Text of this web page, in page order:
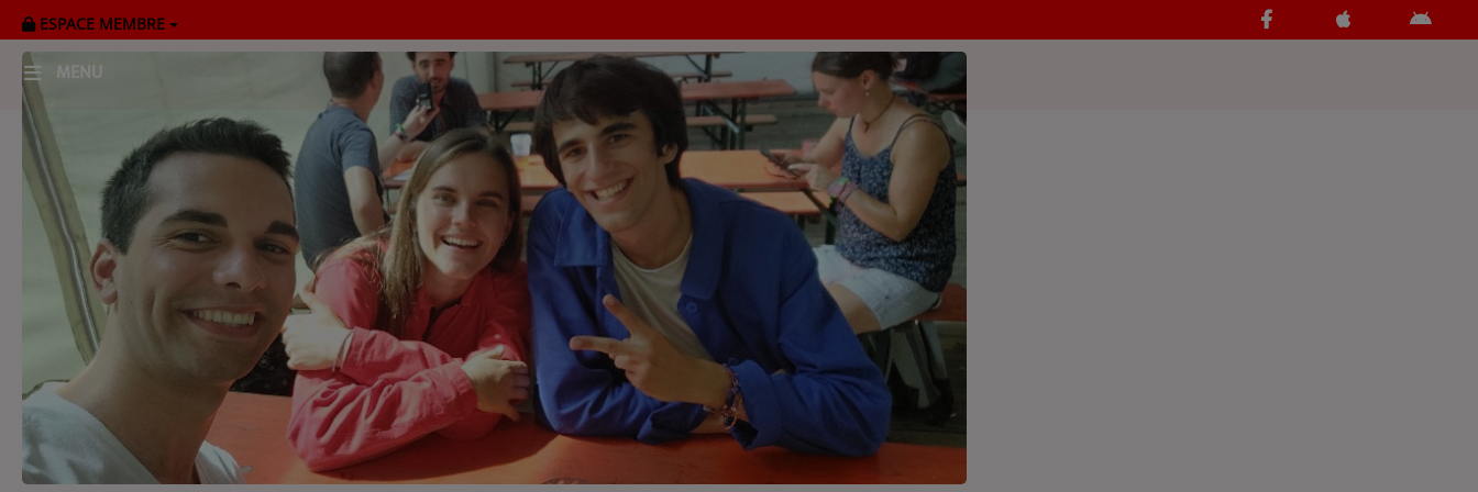
ESPACE MEMBRE
MENU
HOME
RADIOPLAYER
CK RADIO Line-up
PODCASTS
Cultur'Ciné - Jean Meurice
CONCOURS